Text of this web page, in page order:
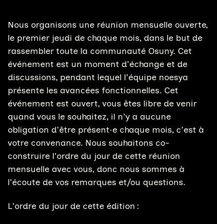
Nous organisons une réunion mensuelle ouverte,
le premier jeudi de chaque mois, dans le but de
rassembler toute la communauté Osuny. Cet
événement est un moment d'échange et de
discussions, pendant lequel l'équipe noesya
présente les avancées fonctionnelles. Cet
événement est ouvert, vous êtes libre de venir
quand vous le souhaitez, il n'y a aucune
obligation d'être présent·e chaque mois, c'est à
votre convenance. Nous souhaitons co-
construire l'ordre du jour de cette réunion
mensuelle avec vous, donc nous sommes à
l'écoute de vos remarques et/ou questions.
L'ordre du jour de cette édition :